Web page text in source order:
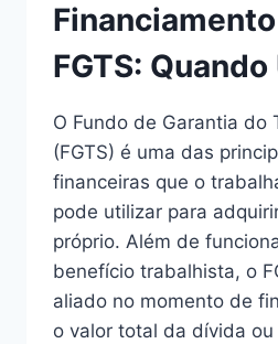
FGTS: Quando
O Fundo de Garantia do
(FGTS) é uma das
financeiras que o
pode utilizar para
próprio. Além de
benefício trabalhista, o
aliado no momento de
o valor total da dívida